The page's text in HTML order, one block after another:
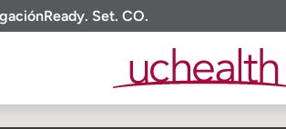
Ready. Set. CO.